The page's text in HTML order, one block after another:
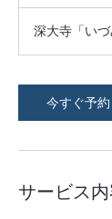
深大寺「いづ
今すぐ予約
サービス